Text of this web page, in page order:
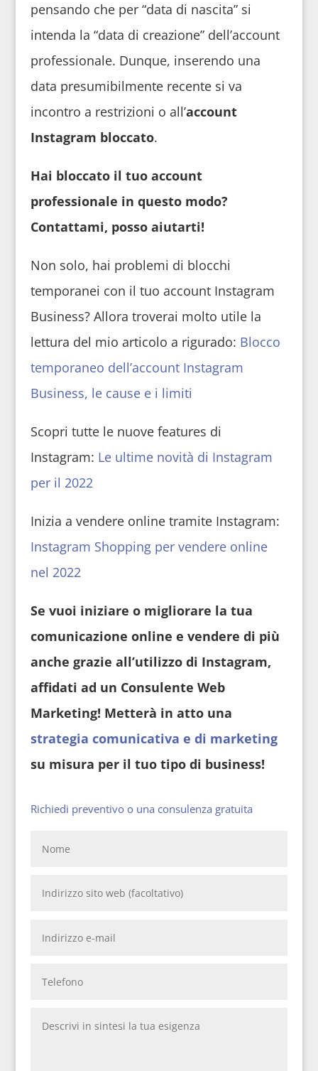
pensando che per “data di nascita” si
intenda la “data di creazione” dell’account
professionale. Dunque, inserendo una
data presumibilmente recente si va
incontro a restrizioni o all’account
Instagram bloccato.
Hai bloccato il tuo account
professionale in questo modo?
Contattami, posso aiutarti!
Non solo, hai problemi di blocchi
temporanei con il tuo account Instagram
Business? Allora troverai molto utile la
lettura del mio articolo a rigurado: Blocco
temporaneo dell’account Instagram
Business, le cause e i limiti
Scopri tutte le nuove features di
Instagram: Le ultime novità di Instagram
per il 2022
Inizia a vendere online tramite Instagram:
Instagram Shopping per vendere online
nel 2022
Se vuoi iniziare o migliorare la tua
comunicazione online e vendere di più
anche grazie all’utilizzo di Instagram,
affidati ad un Consulente Web
Marketing! Metterà in atto una
strategia comunicativa e di marketing
su misura per il tuo tipo di business!
Richiedi preventivo o una consulenza gratuita